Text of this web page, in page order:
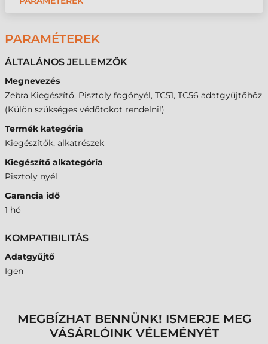
PARAMÉTEREK
ÁLTALÁNOS JELLEMZŐK
Megnevezés
Zebra Kiegészítő, Pisztoly fogónyél, TC51, TC56 adatgyűjtőhöz
(Külön szükséges védőtokot rendelni!)
Termék kategória
Kiegészítők, alkatrészek
Kiegészítő alkategória
Pisztoly nyél
Garancia idő
1 hó
KOMPATIBILITÁS
Adatgyűjtő
Igen
MEGBÍZHAT BENNÜNK! ISMERJE MEG
VÁSÁRLÓINK VÉLEMÉNYÉT